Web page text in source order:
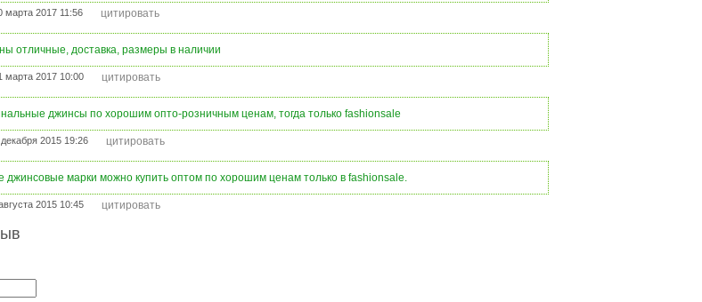
марта 2017 11:56 цитировать
отличные, доставка, размеры в наличии
марта 2017 10:00 цитировать
джинсы по хорошим опто-розничным ценам, тогда только fashionsale
2015 19:26 цитировать
джинсовые марки можно купить оптом по хорошим ценам только в fashionsale.
2015 10:45 цитировать